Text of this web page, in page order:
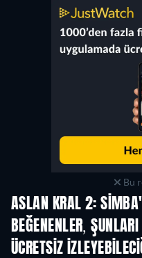
Bu
ASLAN KRAL 2:
BEĞENENLER,
ÜCRETSIZ